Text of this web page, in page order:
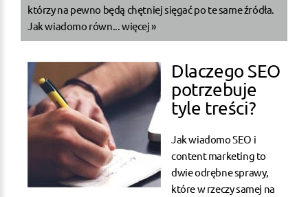
którzy na pewno będą chętniej sięgać po te same źródła.
Jak wiadomo równ... więcej »
Dlaczego SEO
potrzebuje
tyle treści?
Jak wiadomo SEO i
content marketing to
dwie odrębne sprawy,
które w rzeczy samej na